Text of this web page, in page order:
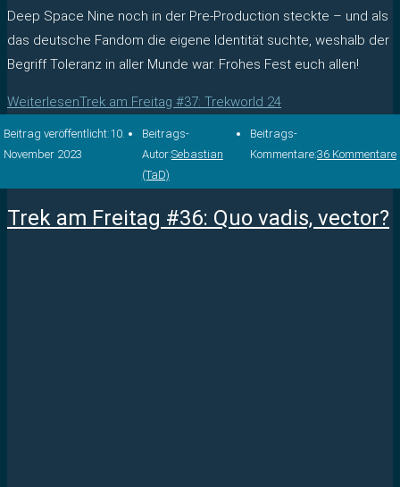
Deep Space Nine noch in der Pre-Production steckte – und als
das deutsche Fandom die eigene Identität suchte, weshalb der
Begriff Toleranz in aller Munde war. Frohes Fest euch allen!
WeiterlesenTrek am Freitag #37: Trekworld 24
Beitrag veröffentlicht:10.
November 2023
Beitrags-
Autor:Sebastian
(TaD)
Beitrags-
Kommentare:36 Kommentare
Trek am Freitag #36: Quo vadis, vector?